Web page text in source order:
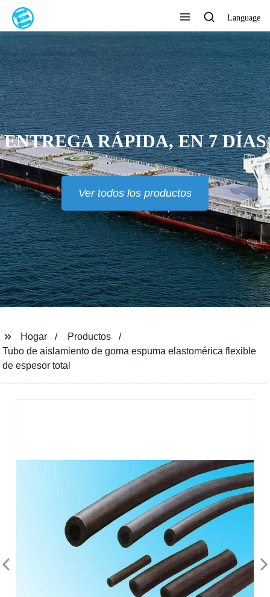
Language
ENTREGA RÁPIDA, EN 7 DÍAS
Ver todos los productos
Hogar
Productos
Tubo de aislamiento de goma espuma elastomérica flexible
de espesor total